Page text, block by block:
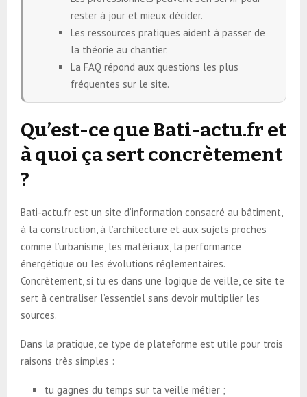
rester à jour et mieux décider.
Les ressources pratiques aident à passer de
la théorie au chantier.
La FAQ répond aux questions les plus
fréquentes sur le site.
Qu’est-ce que Bati-actu.fr et
à quoi ça sert concrètement
?
Bati-actu.fr est un site d’information consacré au bâtiment,
à la construction, à l’architecture et aux sujets proches
comme l’urbanisme, les matériaux, la performance
énergétique ou les évolutions réglementaires.
Concrètement, si tu es dans une logique de veille, ce site te
sert à centraliser l’essentiel sans devoir multiplier les
sources.
Dans la pratique, ce type de plateforme est utile pour trois
raisons très simples :
tu gagnes du temps sur ta veille métier ;